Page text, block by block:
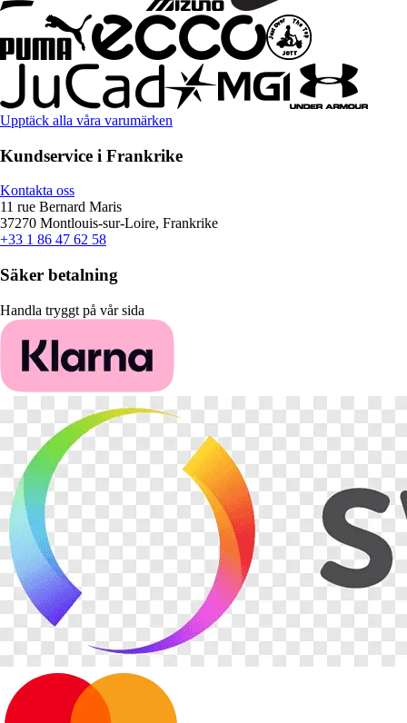
Upptäck alla våra varumärken
Kundservice i Frankrike
Kontakta oss
11 rue Bernard Maris
37270 Montlouis-sur-Loire, Frankrike
+33 1 86 47 62 58
Säker betalning
Handla tryggt på vår sida